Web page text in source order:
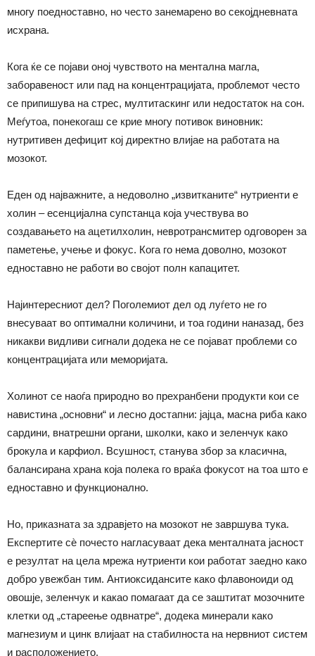
многу поедноставно, но често занемарено во секојдневната
исхрана.
Кога ќе се појави оној чувството на ментална магла,
заборавеност или пад на концентрацијата, проблемот често
се припишува на стрес, мултитаскинг или недостаток на сон.
Меѓутоа, понекогаш се крие многу потивок виновник:
нутритивен дефицит кој директно влијае на работата на
мозокот.
Еден од најважните, а недоволно „извитканите“ нутриенти е
холин – есенцијална супстанца која учествува во
создавањето на ацетилхолин, невротрансмитер одговорен за
паметење, учење и фокус. Кога го нема доволно, мозокот
едноставно не работи во својот полн капацитет.
Најинтересниот дел? Поголемиот дел од луѓето не го
внесуваат во оптимални количини, и тоа години наназад, без
никакви видливи сигнали додека не се појават проблеми со
концентрацијата или меморијата.
Холинот се наоѓа природно во прехранбени продукти кои се
навистина „основни“ и лесно достапни: јајца, масна риба како
сардини, внатрешни органи, школки, како и зеленчук како
брокула и карфиол. Всушност, станува збор за класична,
балансирана храна која полека го враќа фокусот на тоа што е
едноставно и функционално.
Но, приказната за здравјето на мозокот не завршува тука.
Експертите сѐ почесто нагласуваат дека менталната јасност
е резултат на цела мрежа нутриенти кои работат заедно како
добро увежбан тим. Антиоксидансите како флавоноиди од
овошје, зеленчук и какао помагаат да се заштитат мозочните
клетки од „стареење одвнатре“, додека минерали како
магнезиум и цинк влијаат на стабилноста на нервниот систем
и расположението.